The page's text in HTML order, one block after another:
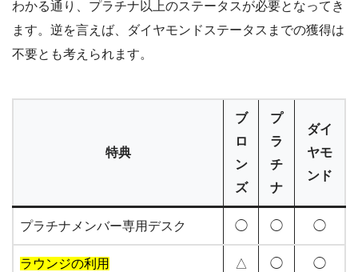
わかる通り、プラチナ以上のステータスが必要となってき
ます。逆を言えば、ダイヤモンドステータスまでの獲得は
不要とも考えられます。
特典
ブ
ロ
ン
ズ
プ
ラ
チ
ナ
ダイ
ヤモ
ンド
プラチナメンバー専用デスク ◯ ◯ ◯
ラウンジの利用 △ ◯ ◯